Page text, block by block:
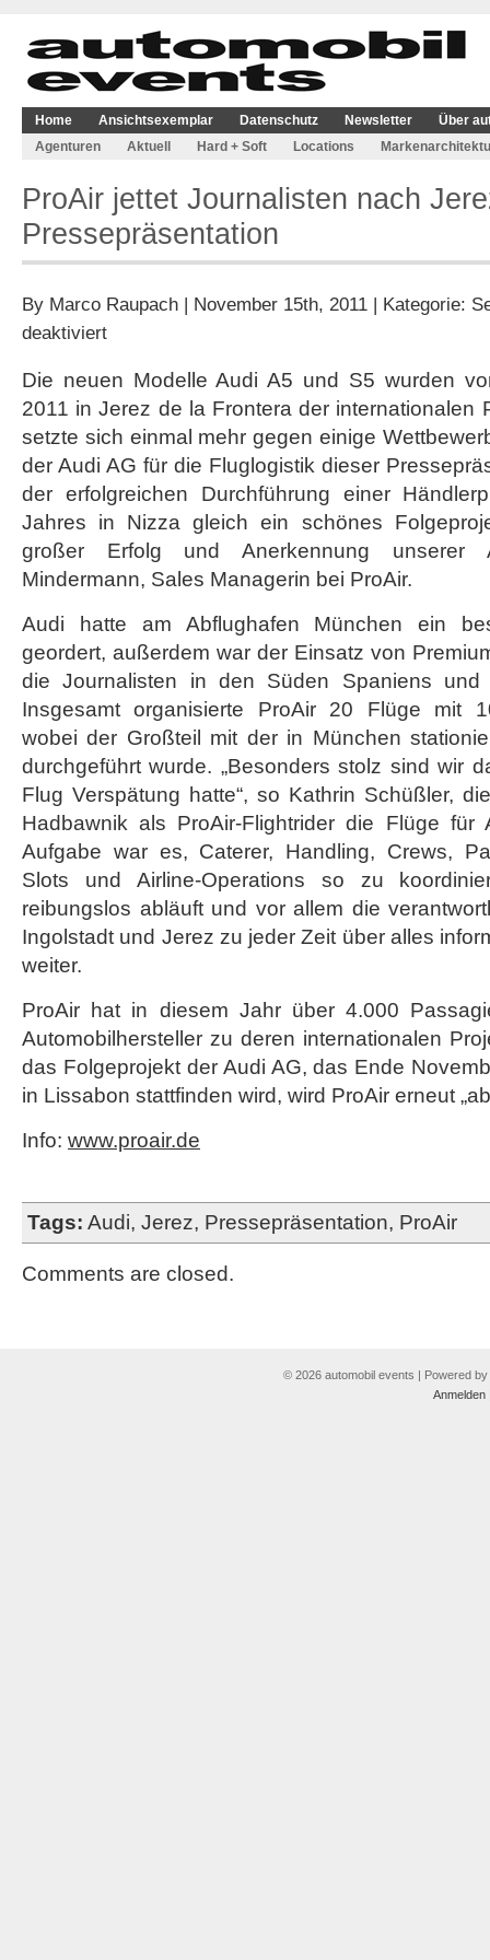
Home Ansichtsexemplar Datenschutz Newsletter
Über
Agenturen
Aktuell Hard + Soft Locations
ProAir jettet Journalisten nach
Pressepräsentation
By Marco Raupach | November 15th, 2011 | Kategorie:
deaktiviertfür
Journalisten
nach
für
Audi-
Pressepräsentation
Die neuen Modelle Audi A5 und S5 wurden
2011 in Jerez de la Frontera der internationalen
setzte sich einmal mehr gegen einige
der Audi AG für die Fluglogistik dieser
der erfolgreichen Durchführung einer
Jahres in Nizza gleich ein schönes
großer Erfolg und Anerkennung unserer
Mindermann, Sales Managerin bei ProAir.
Audi hatte am Abflughafen München ein
geordert, außerdem war der Einsatz von
die Journalisten in den Süden Spaniens und
Insgesamt organisierte ProAir 20 Flüge mit
wobei der Großteil mit der in München
durchgeführt wurde. „Besonders stolz sind wir
Flug Verspätung hatte“, so Kathrin Schüßler,
Hadbawnik als ProAir-Flightrider die Flüge für
Aufgabe war es, Caterer, Handling, Crews,
Slots und Airline-Operations so zu
reibungslos abläuft und vor allem die
Ingolstadt und Jerez zu jeder Zeit über alles
weiter.
ProAir hat in diesem Jahr über 4.000
Automobilhersteller zu deren internationalen
das Folgeprojekt der Audi AG, das Ende
in Lissabon stattfinden wird, wird ProAir erneut
Info: www.proair.de
Tags: Audi, Jerez, Pressepräsentation, ProAir
Comments are closed.
© 2026 automobil events | Powered by
Anmelden|